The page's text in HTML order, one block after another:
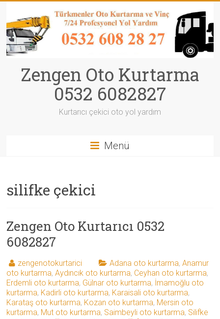
Zengen Oto Kurtarma
0532 6082827
Kurtarıcı çekici oto yol yardım
Menü
silifke çekici
Zengen Oto Kurtarıcı 0532
6082827
zengenotokurtarici Adana oto kurtarma,Anamur
oto kurtarma,Aydıncık oto kurtarma, Ceyhan oto kurtarma,
Erdemli oto kurtarma, Gülnar oto kurtarma, İmamoğlu oto
kurtarma, Kadirli oto kurtarma, Karaisali oto kurtarma,
Karataş oto kurtarma, Kozan oto kurtarma, Mersin oto
kurtarma, Mut oto kurtarma, Saimbeyli oto kurtarma, Silifke